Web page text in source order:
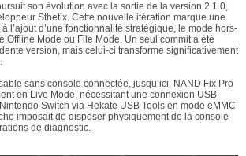
son évolution avec la sortie de la version 2.1.0,
Sthetix. Cette nouvelle itération marque une
l’ajout d’une fonctionnalité stratégique, le mode hors-
Offline Mode ou File Mode. Un seul commit a été
version, mais celui-ci transforme significativement
sans console connectée, jusqu’ici, NAND Fix Pro
en Live Mode, nécessitant une connexion USB
Switch via Hekate USB Tools en mode eMMC
imposait de disposer physiquement de la console
de diagnostic.